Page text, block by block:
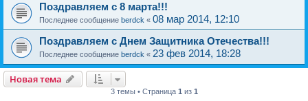
Поздравляем с 8 марта!!!
Последнее сообщение berdck « 08 мар 2014, 12:10
Поздравляем с Днем Защитника Отечества!!!
Последнее сообщение berdck « 23 фев 2014, 18:28
Новая тема
3 темы • Страница 1 из 1